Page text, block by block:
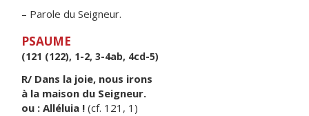
– Parole du Seigneur.
PSAUME
(121 (122), 1-2, 3-4ab, 4cd-5)
R/ Dans la joie, nous irons
à la maison du Seigneur.
ou : Alléluia ! (cf. 121, 1)